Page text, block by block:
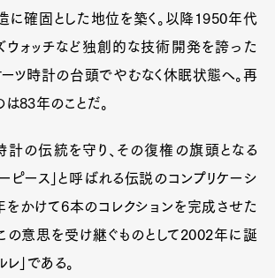
に確固とした地位を築く。以降1950年代
ウォッチなど独創的な技術開発を誇った
ーツ時計の台頭でやむなく休眠状態へ。再
83年のことだ。
計の伝統を守り、その復権の旗頭となる
ーピース」と呼ばれる伝説のコンプリケーシ
をかけて6本のコレクションを完成させた
の意思を受け継ぐものとして2002年に誕
」である。